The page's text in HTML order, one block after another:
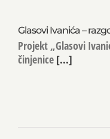
Glasovi Ivanića –
Projekt „Glasovi
činjenice [...]